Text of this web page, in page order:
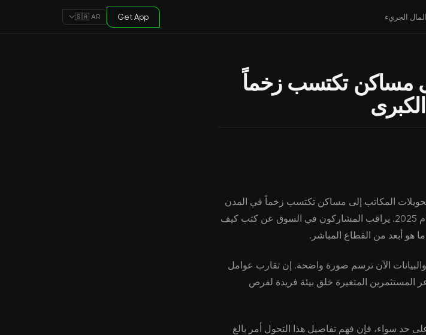
الجريء 🇸🇦 AR Get App
مساكن تكتسب زخماً
المكاتب إلى مساكن تكتسب زخماً في المدن
الأمريكية الكبرى أحد أهم التطورات في عام 2025. يراقب المشاركون في السوق عن كثب كيف
هو أبعد من القطاع المباشر.
والبيانات الآن ترسم صورة واضحة. إن تقارب عوامل
المستثمرين المتغيرة خلق بيئة فريدة لفرص
حد سواء، فإن فهم تفاصيل هذا التحول أمر بالغ